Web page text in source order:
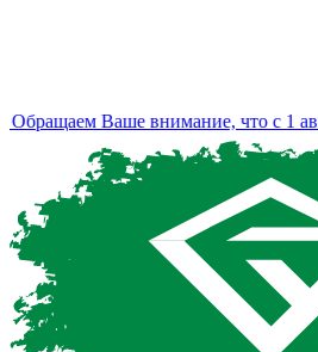
Ваше внимание, что с 1